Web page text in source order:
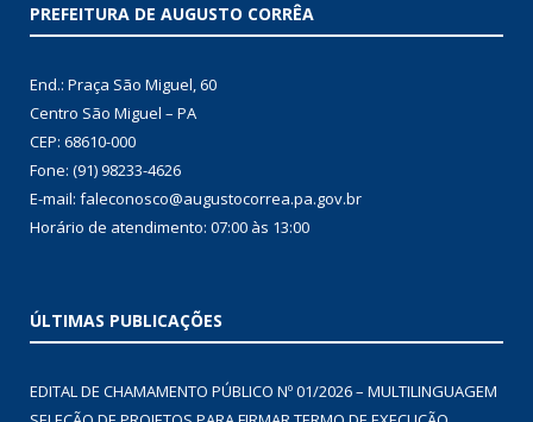
PREFEITURA DE AUGUSTO CORRÊA
End.: Praça São Miguel, 60
Centro São Miguel – PA
CEP: 68610-000
Fone: (91) 98233-4626
E-mail: faleconosco@augustocorrea.pa.gov.br
Horário de atendimento: 07:00 às 13:00
ÚLTIMAS PUBLICAÇÕES
EDITAL DE CHAMAMENTO PÚBLICO Nº 01/2026 – MULTILINGUAGEM